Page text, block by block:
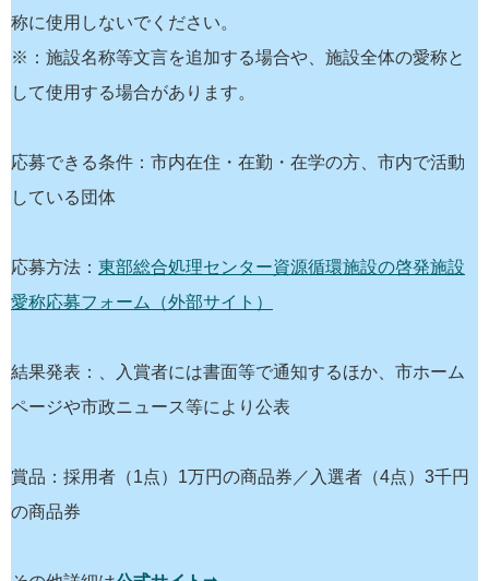
称に使用しないでください。
※：施設名称等文言を追加する場合や、施設全体の愛称と
して使用する場合があります。
応募できる条件：市内在住・在勤・在学の方、市内で活動
している団体
応募方法： 東部総合処理センター資源循環施設の啓発施設
愛称応募フォーム（外部サイト）
結果発表：、入賞者には書面等で通知するほか、市ホーム
ページや市政ニュース等により公表
賞品：採用者（1点）1万円の商品券／入選者（4点）3千円
の商品券